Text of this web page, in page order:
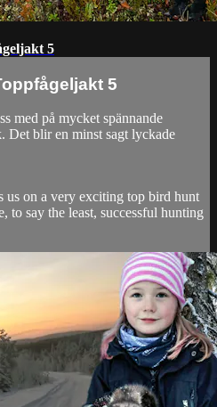
5
5
med på mycket spännande
Det blir en minst sagt lyckade
us on a very exciting top bird hunt
to say the least, successful hunting